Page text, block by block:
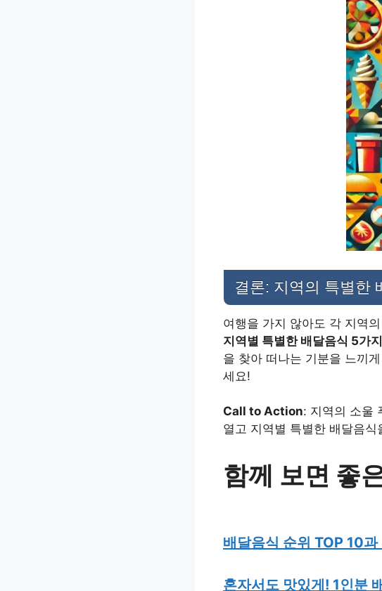
결론: 지역의 특별한
여행을 가지 않아도 각 지역의
지역별 특별한 배달음식 5가지
을 찾아 떠나는 기분을 느끼
세요!
Call to Action: 지역의 소울
열고 지역별 특별한 배달음식
함께 보면 좋
배달음식 순위 TOP 10과
혼자서도 맛있게! 1인분